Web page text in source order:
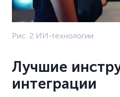
Рис. 2 ИИ-технологии
Лучшие
интеграции